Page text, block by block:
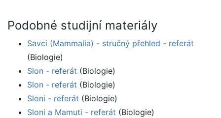
Podobné studijní materiály
Savci (Mammalia) - stručný přehled - referát
(Biologie)
Slon - referát (Biologie)
Slon - referát (Biologie)
Sloni - referát (Biologie)
Sloni a Mamuti - referát (Biologie)